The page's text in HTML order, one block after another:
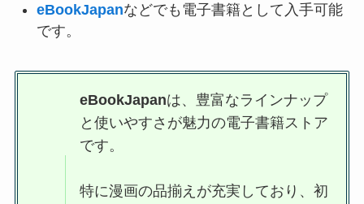
eBookJapanなどでも電子書籍として入手可能
です。
eBookJapanは、豊富なラインナップ
と使いやすさが魅力の電子書籍ストア
です。
特に漫画の品揃えが充実しており、初